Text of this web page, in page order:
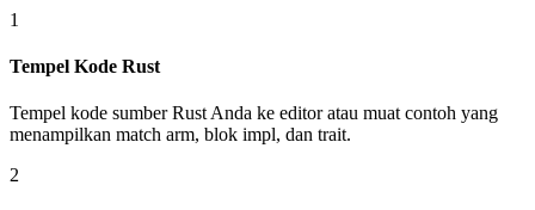
1
Tempel Kode Rust
Tempel kode sumber Rust Anda ke editor atau muat contoh yang
menampilkan match arm, blok impl, dan trait.
2